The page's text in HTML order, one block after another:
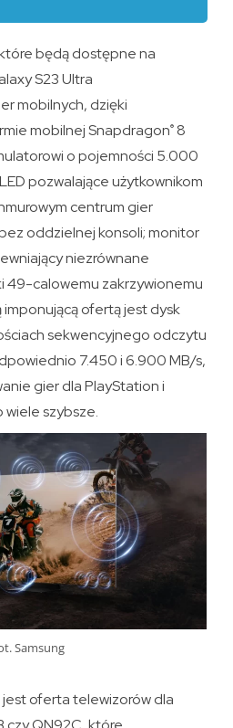
będą dostępne na
S23 Ultra
mobilnych, dzięki
mobilnej Snapdragon® 8
o pojemności 5.000
pozwalające użytkownikom
centrum gier
oddzielnej konsoli; monitor
niezrównane
49-calowemu zakrzywionemu
imponującą ofertą jest dysk
sekwencyjnego odczytu
7.450 i 6.900 MB/s,
gier dla PlayStation i
szybsze.
Samsung
oferta telewizorów dla